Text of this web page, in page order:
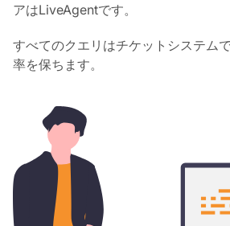
アはLiveAgentです。
すべてのクエリはチケットシステム
率を保ちます。